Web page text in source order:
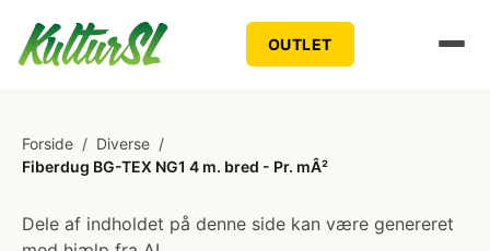
OUTLET
Forside / Diverse /
Fiberdug BG-TEX NG1 4 m. bred - Pr. mÂ²
Dele af indholdet på denne side kan være genereret